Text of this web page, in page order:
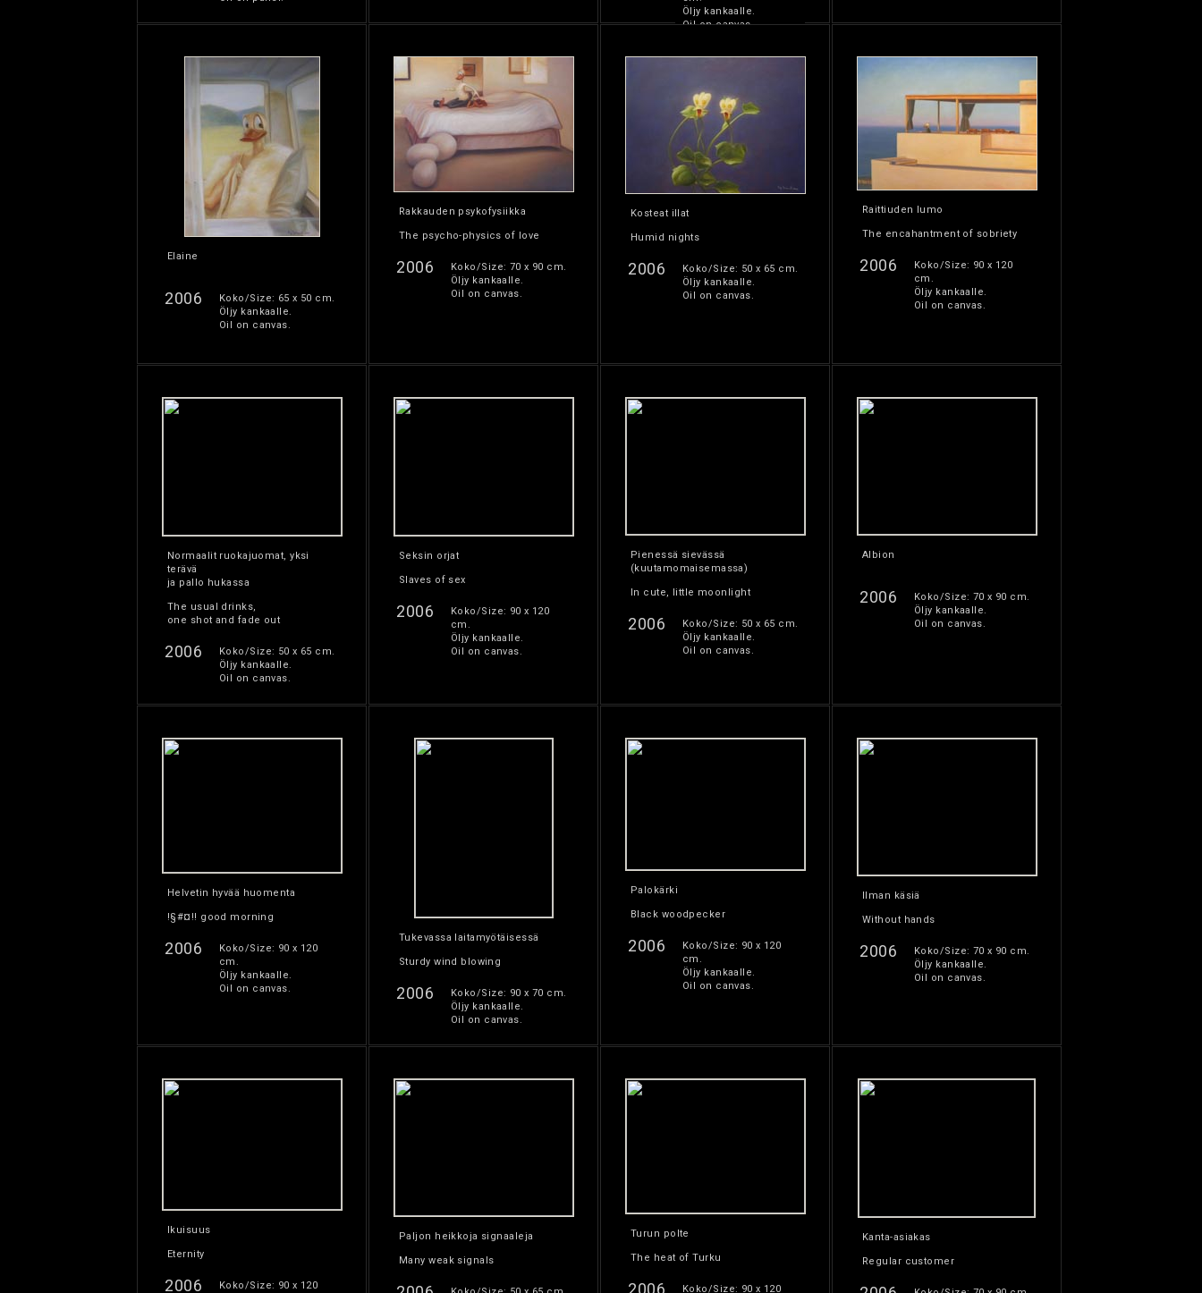
Öljy kankaalle.
Oil on canvas.
Elaine
2006
Koko/Size: 65 x 50 cm.
Öljy kankaalle.
Oil on canvas.
Rakkauden psykofysiikka
The psycho-physics of love
2006
Koko/Size: 70 x 90 cm.
Öljy kankaalle.
Oil on canvas.
Kosteat illat
Humid nights
2006
Koko/Size: 50 x 65 cm.
Öljy kankaalle.
Oil on canvas.
Raittiuden lumo
The encahantment of sobriety
2006
Koko/Size: 90 x 120
cm.
Öljy kankaalle.
Oil on canvas.
Normaalit ruokajuomat, yksi
terävä
ja pallo hukassa
The usual drinks,
one shot and fade out
2006
Koko/Size: 50 x 65 cm.
Öljy kankaalle.
Oil on canvas.
Seksin orjat
Slaves of sex
2006
Koko/Size: 90 x 120
cm.
Öljy kankaalle.
Oil on canvas.
Pienessä sievässä
(kuutamomaisemassa)
In cute, little moonlight
2006
Koko/Size: 50 x 65 cm.
Öljy kankaalle.
Oil on canvas.
Albion
2006
Koko/Size: 70 x 90 cm.
Öljy kankaalle.
Oil on canvas.
Helvetin hyvää huomenta
!§#¤!! good morning
2006
Koko/Size: 90 x 120
cm.
Öljy kankaalle.
Oil on canvas.
Tukevassa laitamyötäisessä
Sturdy wind blowing
2006
Koko/Size: 90 x 70 cm.
Öljy kankaalle.
Oil on canvas.
Palokärki
Black woodpecker
2006
Koko/Size: 90 x 120
cm.
Öljy kankaalle.
Oil on canvas.
Ilman käsiä
Without hands
2006
Koko/Size: 70 x 90 cm.
Öljy kankaalle.
Oil on canvas.
Ikuisuus
Eternity
2006 Koko/Size: 90 x 120
Paljon heikkoja signaaleja
Many weak signals
Turun polte
The heat of Turku
2006 Koko/Size: 90 x 120
Kanta-asiakas
Regular customer